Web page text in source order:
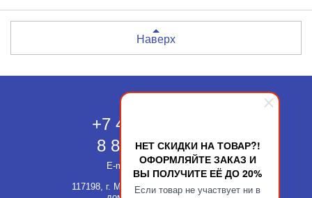
НЕТ СКИДКИ НА ТОВАР?!
ОФОРМЛЯЙТЕ ЗАКАЗ И
ВЫ ПОЛУЧИТЕ ЕЁ ДО 20%
Если товар не участвует ни в
Наверх
+7 495 118-43-83
8 800 511-52-66
E-mail:
info@kupatika.ru
117198, г. Москва, ул. Миклухо-Маклая,